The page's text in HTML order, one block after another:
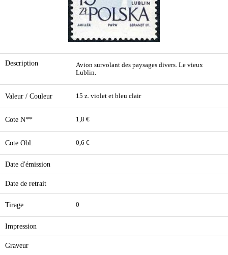
Description
Avion survolant des paysages divers. Le vieux
Lublin.
Valeur / Couleur 15 z. violet et bleu clair
Cote N** 1,8 €
Cote Obl. 0,6 €
Date d'émission
Date de retrait
Tirage 0
Impression
Graveur